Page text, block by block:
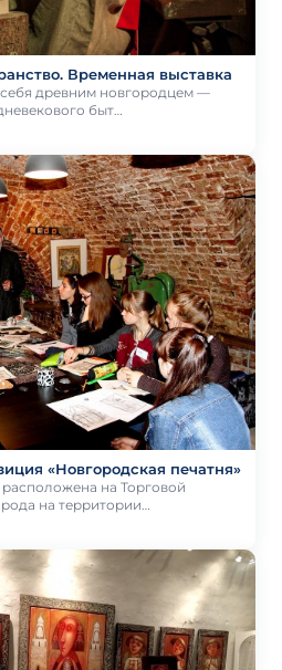
Временная выставка
себя древним новгородцем —
быт…
«Новгородская печатня»
на Торговой
на территории…